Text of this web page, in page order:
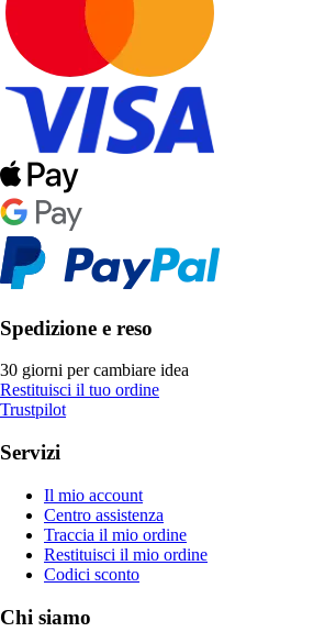
Spedizione e reso
30 giorni per cambiare idea
Restituisci il tuo ordine
Trustpilot
Servizi
Il mio account
Centro assistenza
Traccia il mio ordine
Restituisci il mio ordine
Codici sconto
Chi siamo